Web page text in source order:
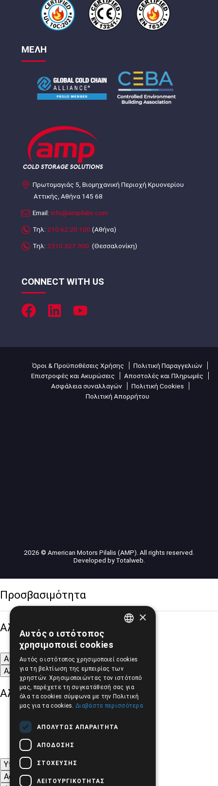
ΜΕΛΗ
Πρωτομαγιάς 5, Βιομηχανική Περιοχή Κρυονερίου
Αττικής, Αθήνα 145 68
Email: info@ampilalis.com
Τηλ: 210.62.20.100 (Αθήνα)
Τηλ: 2310.327.300 (Θεσσαλονίκη)
CONNECT WITH US
Όροι & Προϋποθέσεις Χρήσης
Πολιτική Παραγγελιών
Επιστροφές και Ακυρώσεις
Αποστολές και Πληρωμές
Ασφάλεια συναλλαγών
Πολιτική Cookies
Πολιτική Απορρήτου
2026 © American Motors Pilalis (AMP). All rights reserved.
Developed byTotalweb
Προσβασιμότητα
Αλλαγή Μεγέθους
A- A+
A
Αλλαγή Γραμματοσειράς
Αλλαγή Χρώματος
Υπογράμμιση συνδέσμων
Ασπρόμαυρες Εικόνες
×
Αυτός ο ιστότοπος
χρησιμοποιεί cookies
Αυτός ο ιστότοπος χρησιμοποιεί cookies
για τη βελτίωση της εμπειρίας των
χρηστών. Χρησιμοποιώντας τον ιστότοπό
μας, παρέχετε τη συγκατάθεσή σας για
όλα τα cookies σύμφωνα με την Πολιτική
μας για τα cookies. Διαβάστε περισσότερα
ΑΠΟΛΎΤΩΣ ΑΠΑΡΑΊΤΗΤΑ
ΑΠΌΔΟΣΗΣ
ΣΤΌΧΕΥΣΗΣ
ΛΕΙΤΟΥΡΓΙΚΌΤΗΤΑΣ